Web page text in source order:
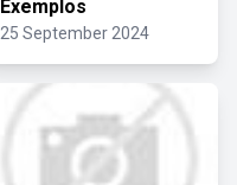
Exemplos
25 September 2024